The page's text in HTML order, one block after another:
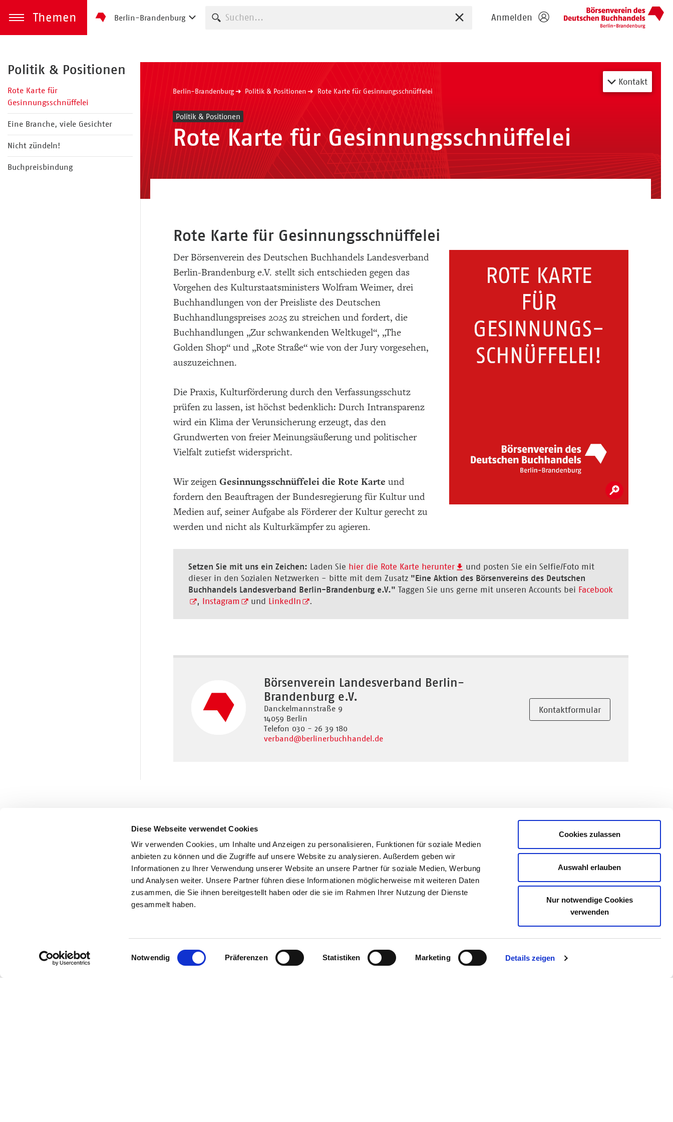
Diese Webseite verwendet Cookies
Wir verwenden Cookies, um Inhalte und Anzeigen zu personalisieren, Funktionen für soziale Medien
anbieten zu können und die Zugriffe auf unsere Website zu analysieren. Außerdem geben wir
Informationen zu Ihrer Verwendung unserer Website an unsere Partner für soziale Medien, Werbung
und Analysen weiter. Unsere Partner führen diese Informationen möglicherweise mit weiteren Daten
zusammen, die Sie ihnen bereitgestellt haben oder die sie im Rahmen Ihrer Nutzung der Dienste
gesammelt haben.
Einwilligungsauswahl
Notwendig Präferenzen Statistiken Marketing Details zeigen
Cookies zulassen
Auswahl erlauben
Nur notwendige Cookies
verwenden
zum Inhalt springen
Themen
Menü öffnen
Berlin-Brandenburg Suche starten Sucheingabe zurücksetzen
Anmelden
Politik & Positionen
Rote Karte für
Gesinnungsschnüffelei
Eine Branche, viele Gesichter
Nicht zündeln!
Buchpreisbindung
Kontakt
Berlin-Brandenburg Politik & Positionen Rote Karte für Gesinnungsschnüffelei
Politik & Positionen
Rote Karte für Gesinnungsschnüffelei
Rote Karte für Gesinnungsschnüffelei
Der Börsenverein des Deutschen Buchhandels Landesverband
Berlin-Brandenburg e.V. stellt sich entschieden gegen das
Vorgehen des Kulturstaatsministers Wolfram Weimer, drei
Buchhandlungen von der Preisliste des Deutschen
Buchhandlungspreises 2025 zu streichen und fordert, die
Buchhandlungen „Zur schwankenden Weltkugel“, „The
Golden Shop“ und „Rote Straße“ wie von der Jury vorgesehen,
auszuzeichnen.
Die Praxis, Kulturförderung durch den Verfassungsschutz
prüfen zu lassen, ist höchst bedenklich: Durch Intransparenz
wird ein Klima der Verunsicherung erzeugt, das den
Grundwerten von freier Meinungsäußerung und politischer
Vielfalt zutiefst widerspricht.
Wir zeigen Gesinnungsschnüffelei die Rote Karte und
fordern den Beauftragen der Bundesregierung für Kultur und
Medien auf, seiner Aufgabe als Förderer der Kultur gerecht zu
werden und nicht als Kulturkämpfer zu agieren.
Setzen Sie mit uns ein Zeichen: Laden Sie hier die Rote Karte herunter
und posten Sie ein Selfie/Foto mit
dieser in den Sozialen Netzwerken - bitte mit dem Zusatz "Eine Aktion des Börsenvereins des Deutschen
Buchhandels Landesverband Berlin-Brandenburg e.V." Taggen Sie uns gerne mit unseren Accounts bei Facebook
, Instagram und LinkedIn .
Börsenverein Landesverband Berlin-
Brandenburg e.V.
Danckelmannstraße 9
14059 Berlin
Telefon 030 - 26 39 180
verband@berlinerbuchhandel.de
Kontaktformular